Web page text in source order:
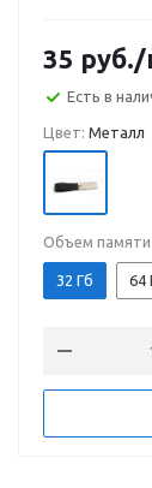
35 руб./
Есть в
Цвет: Металл
Объем памяти
32 Гб 64